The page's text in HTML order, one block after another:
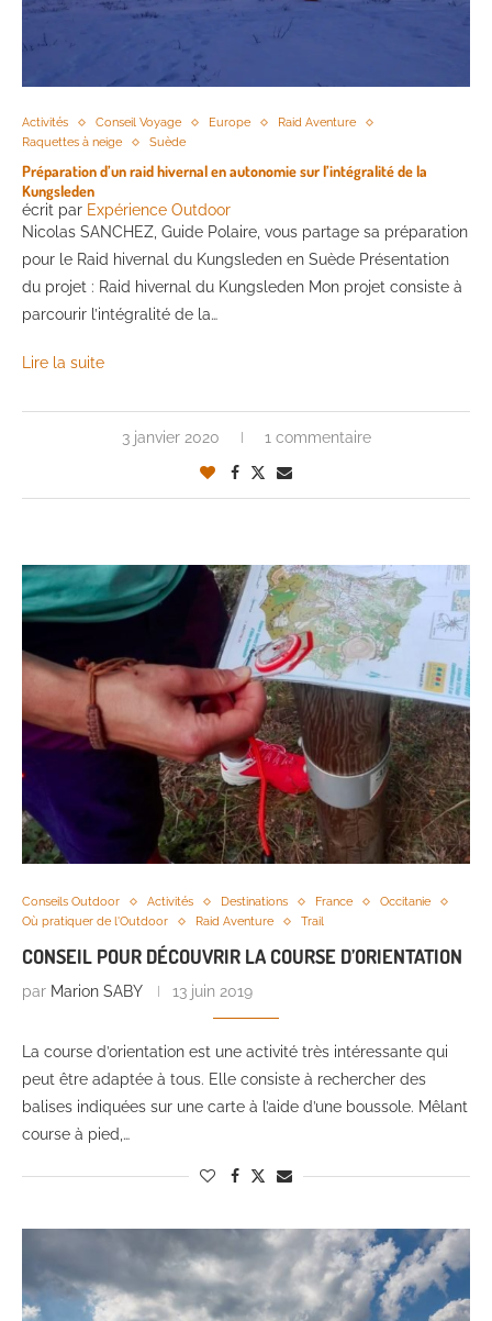
Activités Conseil Voyage Europe
Raid Aventure
Raquettes à neige
Suède
Préparation d’un raid hivernal en autonomie sur l’intégralité de la
Kungsleden
écrit par Expérience Outdoor
Nicolas SANCHEZ, Guide Polaire, vous partage sa préparation
pour le Raid hivernal du Kungsleden en Suède Présentation
du projet : Raid hivernal du Kungsleden Mon projet consiste à
parcourir l’intégralité de la…
Lire la suite
3 janvier 2020 1 commentaire
Conseils Outdoor Activités Destinations France
Occitanie
Où pratiquer de l'Outdoor
Raid Aventure Trail
CONSEIL POUR DÉCOUVRIR LA COURSE D’ORIENTATION
par Marion SABY 13 juin 2019
La course d’orientation est une activité très intéressante qui
peut être adaptée à tous. Elle consiste à rechercher des
balises indiquées sur une carte à l’aide d’une boussole. Mêlant
course à pied,…